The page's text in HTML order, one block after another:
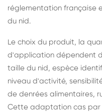
réglementation française
du nid.
Le choix du produit, la
d'application dépendent
taille du nid, espèce
niveau d'activité,
de denrées alimentaires,
Cette adaptation cas par